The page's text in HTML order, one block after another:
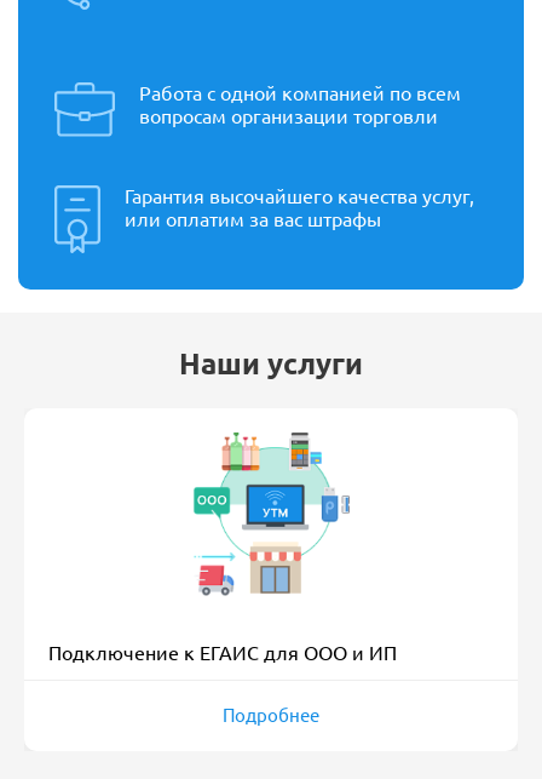
Работа с одной компанией по всем
вопросам организации торговли
Гарантия высочайшего качества услуг,
или оплатим за вас штрафы
Наши услуги
Подключение к ЕГАИС для ООО и ИП
Подробнее